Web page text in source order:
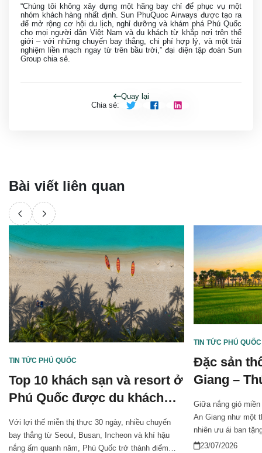
“Chúng tôi không xây dựng một hãng bay chỉ để phục vụ một
nhóm khách hàng nhất định. Sun PhuQuoc Airways được tạo ra
để mở rộng cơ hội du lịch, nghỉ dưỡng và khám phá Phú Quốc
cho mọi người dân Việt Nam và du khách từ khắp nơi trên thế
giới – với những chuyến bay thẳng, chi phí hợp lý, và một trải
nghiệm liền mạch ngay từ trên bầu trời,” đại diện tập đoàn Sun
Group chia sẻ.
Quay lại
Chia sẻ:
Bài viết liên quan
TIN TỨC PHÚ QUỐC
Top 10 khách sạn và resort ở
Phú Quốc được du khách
Hàn Quốc yêu thích nhất
Với lợi thế miễn thị thực 30 ngày, nhiều chuyến
bay thẳng từ Seoul, Busan, Incheon và khí hậu
nắng ấm quanh năm, Phú Quốc trở thành điểm
TIN TỨC PHÚ QUỐC
Đặc sản
Giang –
miền Bảy
Giữa nắng gió
An Giang như một
nhiên ưu ái ban
mát lạnh, thốt nốt
23/07/2026